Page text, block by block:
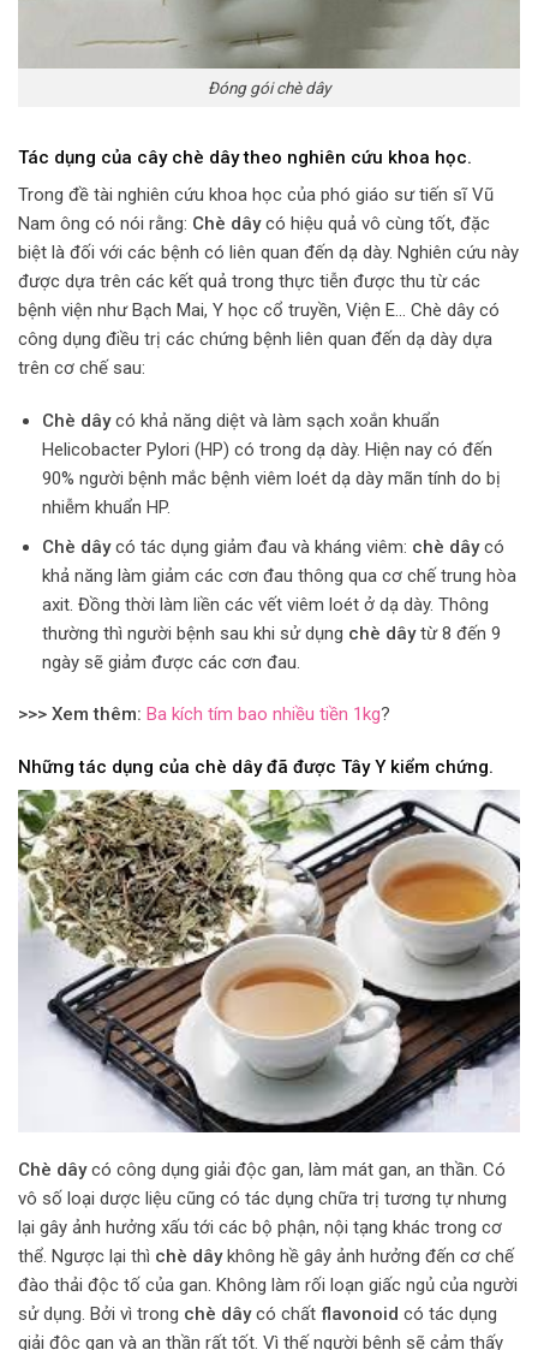
Đóng gói chè dây
Tác dụng của cây chè dây theo nghiên cứu khoa học.
Trong đề tài nghiên cứu khoa học của phó giáo sư tiến sĩ Vũ
Nam ông có nói rằng: Chè dâycó hiệu quả vô cùng tốt, đặc
biệt là đối với các bệnh có liên quan đến dạ dày. Nghiên cứu này
được dựa trên các kết quả trong thực tiễn được thu từ các
bệnh viện như Bạch Mai, Y học cổ truyền, Viện E… Chè dây có
công dụng điều trị các chứng bệnh liên quan đến dạ dày dựa
trên cơ chế sau:
Chè dâycó khả năng diệt và làm sạch xoắn khuẩn
Helicobacter Pylori (HP) có trong dạ dày. Hiện nay có đến
90% người bệnh mắc bệnh viêm loét dạ dày mãn tính do bị
nhiễm khuẩn HP.
Chè dâycó tác dụng giảm đau và kháng viêm: chè dâycó
khả năng làm giảm các cơn đau thông qua cơ chế trung hòa
axit. Đồng thời làm liền các vết viêm loét ở dạ dày. Thông
thường thì người bệnh sau khi sử dụng chè dâytừ 8 đến 9
ngày sẽ giảm được các cơn đau.
>>> Xem thêm: Ba kích tím bao nhiều tiền 1kg?
Những tác dụng của chè dây đã được Tây Y kiểm chứng.
Chè dâycó công dụng giải độc gan, làm mát gan, an thần. Có
vô số loại dược liệu cũng có tác dụng chữa trị tương tự nhưng
lại gây ảnh hưởng xấu tới các bộ phận, nội tạng khác trong cơ
thể. Ngược lại thì chè dâykhông hề gây ảnh hưởng đến cơ chế
đào thải độc tố của gan. Không làm rối loạn giấc ngủ của người
sử dụng. Bởi vì trong chè dâycó chất flavonoid có tác dụng
giải độc gan và an thần rất tốt. Vì thế người bệnh sẽ cảm thấy